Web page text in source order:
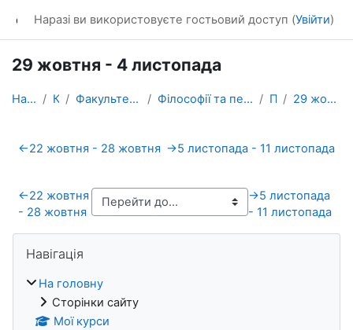
Наразі ви використовуєте гостьовий доступ (Увійти)
29 жовтня - 4 листопада
На головну Курси Факультет транспортних систем Філософії та педагогіки професійної підготовки ПЛ_22 29 жовтня - 4 листопада
Схема розділу
←22 жовтня - 28 жовтня →5 листопада - 11 листопада
←22 жовтня
- 28 жовтня
→5 листопада
- 11 листопада
Навігація
На головну
Сторінки сайту
Мої курси